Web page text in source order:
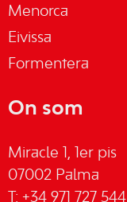
Menorca
Eivissa
Formentera
On som
Miracle 1, 1er pis
07002 Palma
T: +34 971 727 544